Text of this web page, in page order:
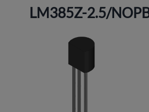
LM385Z-2.5/